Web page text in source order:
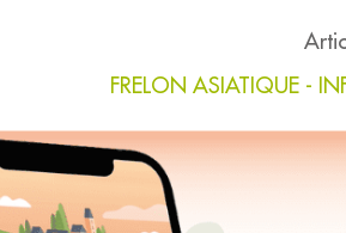
FRELON ASIATIQUE -